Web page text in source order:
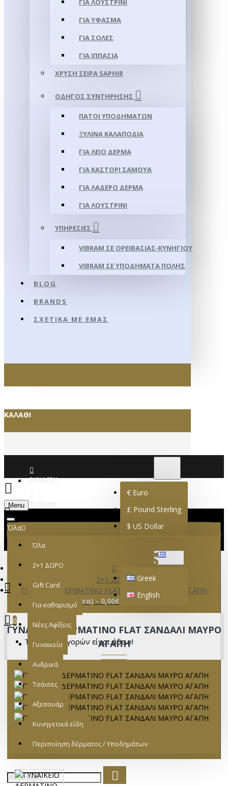
ΓΙΑ ΛΟΥΣΤΡΊΝΙ
ΓΙΑ ΥΦΑΣΜΑ
ΓΙΑ ΣΌΛΕΣ
ΓΙΑ ΙΠΠΑΣΊΑ
ΧΡΥΣΉ ΣΕΙΡΆ SAPHIR
ΟΔΗΓΌΣ ΣΥΝΤΉΡΗΣΗΣ
ΠΆΤΟΙ ΥΠΟΔΗΜΆΤΩΝ
ΞΎΛΙΝΑ ΚΑΛΑΠΌΔΙΑ
ΓΙΑ ΛΕΊΟ ΔΈΡΜΑ
ΓΙΑ ΚΑΣΤΌΡΙ ΣΑΜΟΎΑ
ΓΙΑ ΛΑΔΕΡΌ ΔΈΡΜΑ
ΓΙΑ ΛΟΥΣΤΡΊΝΙ
ΥΠΗΡΕΣΊΕΣ
VIBRAM ΣΕ ΟΡΕΙΒΑΣΊΑΣ-ΚΥΝΗΓΊΟΥ
VIBRAM ΣΕ ΥΠΟΔΉΜΑΤΑ ΠΌΛΗΣ
BLOG
BRANDS
ΣΧΕΤΙΚΆ ΜΕ ΕΜΆΣ
ΚΑΛΆΘΙ
ΣΎΝΔΕΣΗ
€ Euro
£ Pound Sterling
$ US Dollar
Greek
English
Menu
0 προϊόν(τα) - 0,00€
0
Το καλάθι αγορών είναι άδειο!
Όλα
Όλα
2+1 ΔΩΡΟ
Gift Card
Για καθαρισμό
Νέες Αφίξεις
Γυναικεία
Ανδρικά
Τσάντες
Αξεσουάρ
Κυνηγετικά είδη
Περιποίηση δέρματος / Υποδημάτων
2+1 ΔΩΡΟ
ΓΥΝΑΙΚΕΙΟ ΔΕΡΜΑΤΙΝΟ FLAT ΣΑΝΔΑΛΙ ΜΑΥΡΟ ΑΓΑΠΗ
ΓΥΝΑΙΚΕΙΟ ΔΕΡΜΑΤΙΝΟ FLAT ΣΑΝΔΑΛΙ ΜΑΥΡΟ
ΑΓΑΠΗ